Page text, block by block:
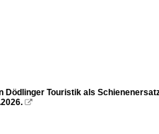
Dödlinger Touristik als
